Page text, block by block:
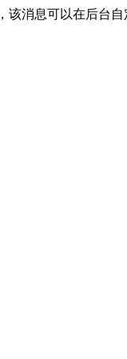
该消息可以在后台自